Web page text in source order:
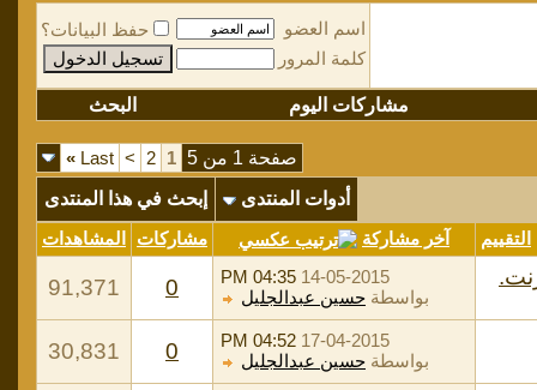
اسم العضو
حفظ البيانات؟
كلمة المرور
مشاركات اليوم البحث
صفحة 1 من 5 1
2
>
Last
»
أدوات المنتدى
إبحث في هذا المنتدى
التقييم
آخر مشاركة مشاركات المشاهدات
14-05-2015
04:35 PM
بواسطة حسين عبدالجليل 0
91,371
17-04-2015
04:52 PM
بواسطة حسين عبدالجليل 0
30,831